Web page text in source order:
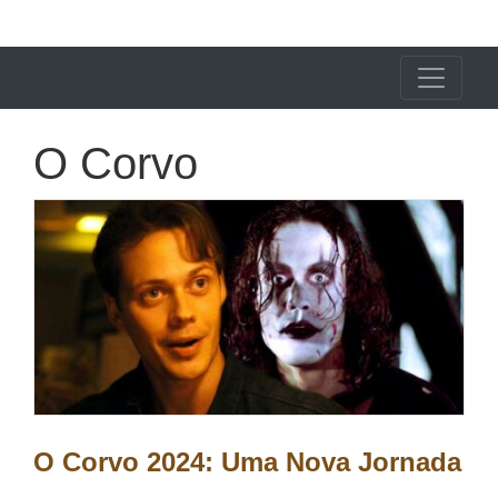
O Corvo
O Corvo 2024: Uma Nova Jornada